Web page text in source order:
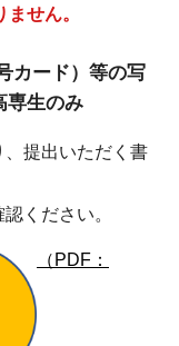
せん。
カード）等の写
専生のみ
提出いただく書
ください。
（PDF：